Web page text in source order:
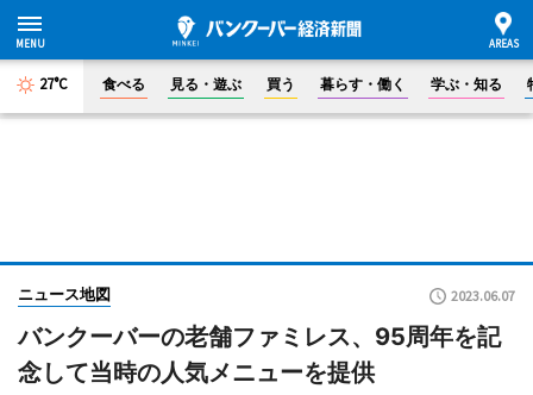
27°C 食べる 見る・遊ぶ 買う 暮らす・働く 学ぶ・知る
ニュース地図 2023.06.07
バンクーバーの老舗ファミレス、95周年を記
念して当時の人気メニューを提供